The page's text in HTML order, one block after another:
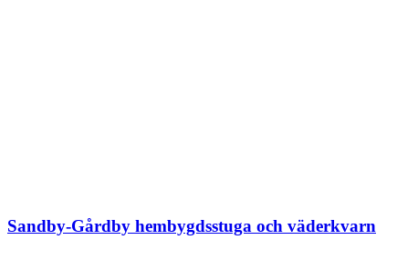
Sandby-Gårdby hembygdsstuga och väderkvarn